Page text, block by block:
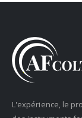
L'expérience, le